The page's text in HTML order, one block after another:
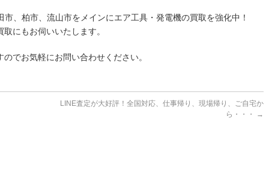
、柏市、流山市をメインにエア工具・発電機の買取を強化中！
にもお伺いいたします。
でお気軽にお問い合わせください。
LINE査定が大好評！全国対応、仕事帰り、現場帰り、ご自宅か
ら・・・
→